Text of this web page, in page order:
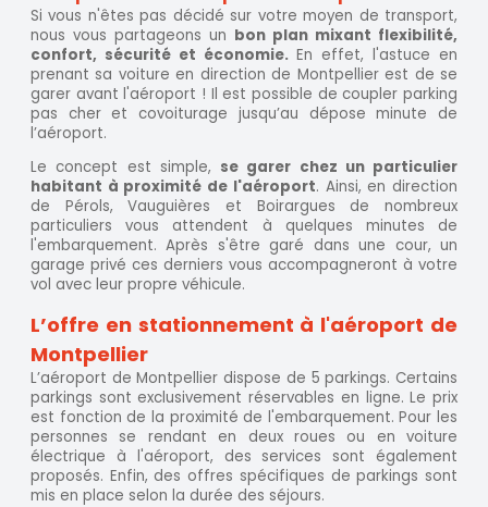
Si vous n'êtes pas décidé sur votre moyen de transport,
nous vous partageons un bon plan mixant flexibilité,
confort, sécurité et économie. En effet, l'astuce en
prenant sa voiture en direction de Montpellier est de se
garer avant l'aéroport ! Il est possible de coupler parking
pas cher et covoiturage jusqu’au dépose minute de
l’aéroport.
Le concept est simple, se garer chez un particulier
habitant à proximité de l'aéroport. Ainsi, en direction
de Pérols, Vauguières et Boirargues de nombreux
particuliers vous attendent à quelques minutes de
l'embarquement. Après s'être garé dans une cour, un
garage privé ces derniers vous accompagneront à votre
vol avec leur propre véhicule.
L’offre en stationnement à l'aéroport de
Montpellier
L’aéroport de Montpellier dispose de 5 parkings. Certains
parkings sont exclusivement réservables en ligne. Le prix
est fonction de la proximité de l'embarquement. Pour les
personnes se rendant en deux roues ou en voiture
électrique à l'aéroport, des services sont également
proposés. Enfin, des offres spécifiques de parkings sont
mis en place selon la durée des séjours.